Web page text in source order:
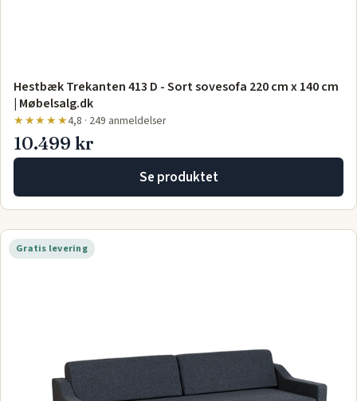
Hestbæk Trekanten 413 D - Sort sovesofa 220 cm x 140 cm
| Møbelsalg.dk
★★★★★4,8 · 249 anmeldelser
10.499 kr
Se produktet
Gratis levering